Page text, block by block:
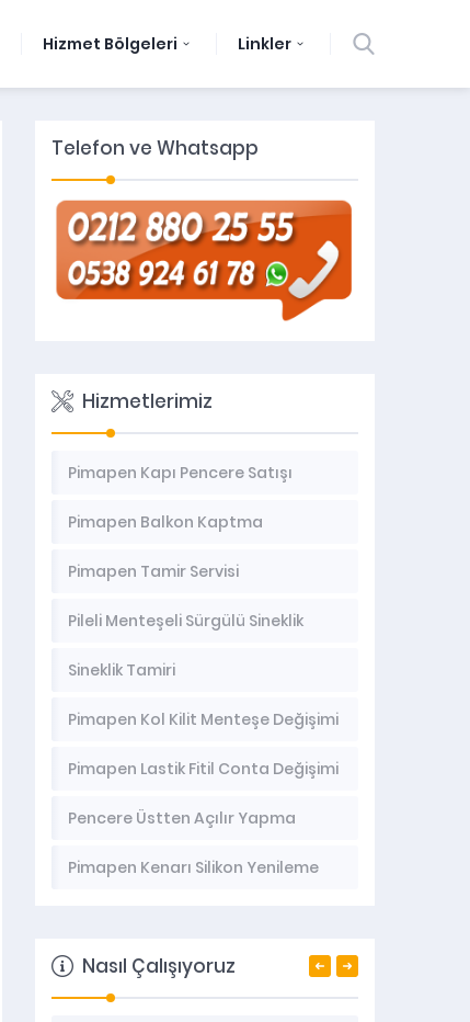
Hizmet Bölgeleri Linkler
Telefon ve Whatsapp
Hizmetlerimiz
Pimapen Kapı Pencere Satışı
Pimapen Balkon Kaptma
Pimapen Tamir Servisi
Pileli Menteşeli Sürgülü Sineklik
Sineklik Tamiri
Pimapen Kol Kilit Menteşe Değişimi
Pimapen Lastik Fitil Conta Değişimi
Pencere Üstten Açılır Yapma
Pimapen Kenarı Silikon Yenileme
Nasıl Çalışıyoruz